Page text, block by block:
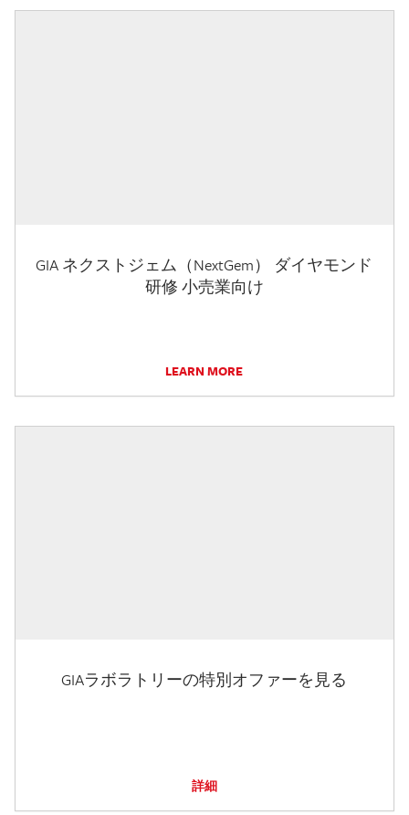
GIA ネクストジェム（NextGem） ダイヤモンド
研修 小売業向け
LEARN MORE
GIAラボラトリーの特別オファーを見る
詳細